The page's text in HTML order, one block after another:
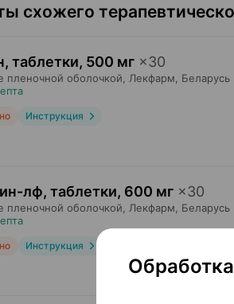
схожего
таблетки, 500 мг ×30
пленочной оболочкой, Лекфарм , Беларусь
Инструкция
лф, таблетки, 600 мг ×30
пленочной оболочкой, Лекфарм , Беларусь
Инструкция